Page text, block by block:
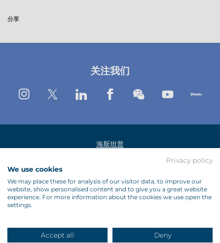
分享
关注我们
Instagram
TwitterLinkedinFacebook
WechatYoutube
海斯坦普
数据保护政策
政策
联系
Privacy policy
We use cookies
We may place these for analysis of our visitor data, to improve our
website, show personalised content and to give you a great website
experience. For more information about the cookies we use open the
settings.
Accept all Deny